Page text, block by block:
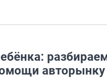
авторынку